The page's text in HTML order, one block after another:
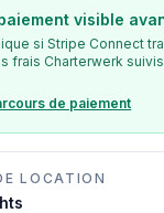
visible
si Stripe Connect
frais Charterwerk suivis
de paiement
LOCATION